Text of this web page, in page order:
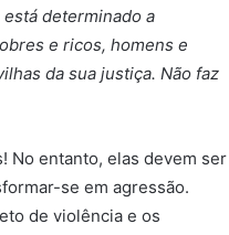
determinado a
e ricos, homens e
da sua justiça. Não faz
No entanto, elas devem ser
se em agressão.
de violência e os